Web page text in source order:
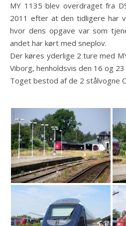
MY 1135 blev overdraget fra
2011 efter at den tidligere har
hvor dens opgave var som
andet har kørt med sneplov.
Der køres yderlige 2 ture med
Viborg, henholdsvis den 16 og 23
Toget bestod af de 2 stålvogne